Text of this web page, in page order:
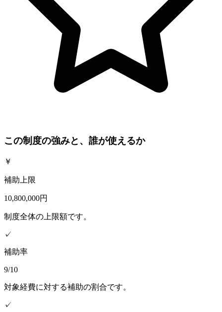
この制度の強みと、誰が使えるか
￥
補助上限
10,800,000円
制度全体の上限額です。
✓
補助率
9/10
対象経費に対する補助の割合です。
✓